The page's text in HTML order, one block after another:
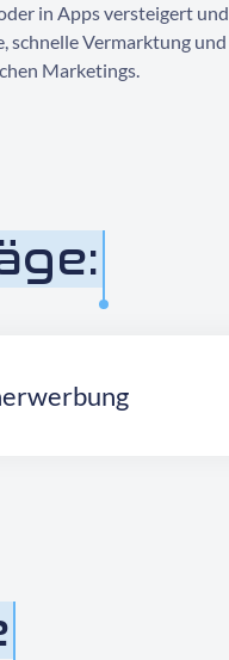
in Apps versteigert
schnelle Vermarktung
Marketings.